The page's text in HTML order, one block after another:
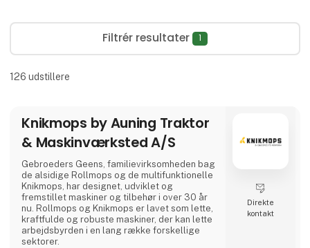
Filtrér resultater 1
126 udstillere
Knikmops by Auning Traktor
& Maskinværksted A/S
Gebroeders Geens, familievirksomheden bag
de alsidige Rollmops og de multifunktionelle
Knikmops, har designet, udviklet og
fremstillet maskiner og tilbehør i over 30 år
nu. Rollmops og Knikmops er lavet som lette,
kraftfulde og robuste maskiner, der kan lette
arbejdsbyrden i en lang række forskellige
sektorer.
Direkte
kontakt